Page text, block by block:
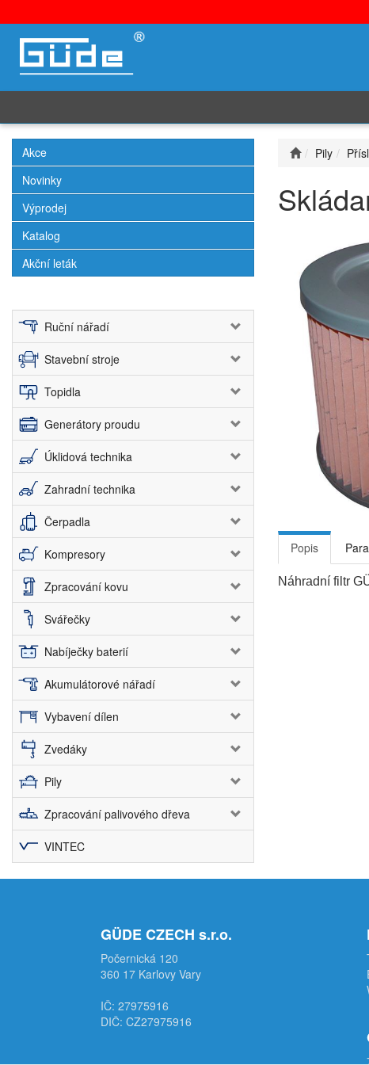
Akce
Novinky
Výprodej
Katalog
Akční leták
Ruční nářadí
Stavební stroje
Topidla
Generátory proudu
Úklidová technika
Zahradní technika
Čerpadla
Kompresory
Zpracování kovu
Svářečky
Nabíječky baterií
Akumulátorové nářadí
Vybavení dílen
Zvedáky
Pily
Zpracování palivového dřeva
VINTEC
Pily
Popis
Náhradní filtr
GÜDE CZECH s.r.o.
Počernická 120
360 17 Karlovy Vary
IČ: 27975916
DIČ: CZ27975916